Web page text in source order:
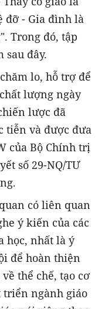
đỡ - Gia đình là
Trong đó, tập
sau đây.
lo, hỗ trợ để
lượng ngày
lược đã
tiễn và được đưa
của Bộ Chính trị
số 29-NQ/TƯ
có liên quan
ý kiến của các
học, nhất là ý
để hoàn thiện
thể chế, tạo cơ
triển ngành giáo